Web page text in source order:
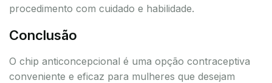
procedimento com cuidado e habilidade.
Conclusão
O chip anticoncepcional é uma opção contraceptiva
conveniente e eficaz para mulheres que desejam